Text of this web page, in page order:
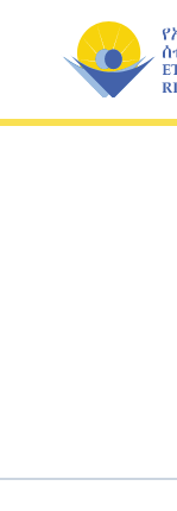
content